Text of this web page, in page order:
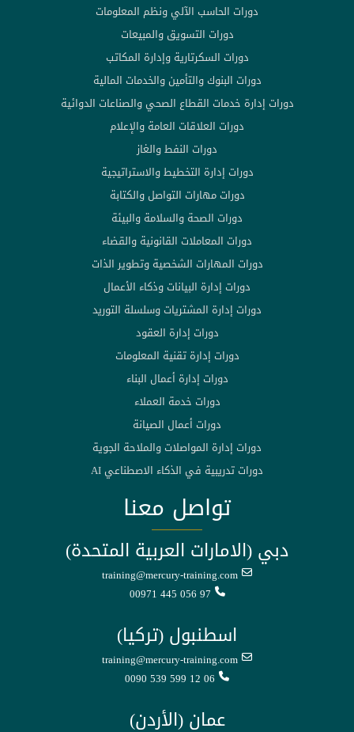
دورات الحاسب الآلي ونظم المعلومات
دورات التسويق والمبيعات
دورات السكرتارية وإدارة المكاتب
دورات البنوك والتأمين والخدمات المالية
دورات إدارة خدمات القطاع الصحي والصناعات الدوائية
دورات العلاقات العامة والإعلام
دورات النفط والغاز
دورات إدارة التخطيط والاستراتيجية
دورات مهارات التواصل والكتابة
دورات الصحة والسلامة والبيئة
دورات المعاملات القانونية والقضاء
دورات المهارات الشخصية وتطوير الذات
دورات إدارة البيانات وذكاء الأعمال
دورات إدارة المشتريات وسلسلة التوريد
دورات إدارة العقود
دورات إدارة تقنية المعلومات
دورات إدارة أعمال البناء
دورات خدمة العملاء
دورات أعمال الصيانة
دورات إدارة المواصلات والملاحة الجوية
دورات تدريبية في الذكاء الاصطناعي AI
تواصل معنا
دبي (الامارات العربية المتحدة)
training@mercury-training.com
00971 445 056 97
اسطنبول (تركيا)
training@mercury-training.com
0090 539 599 12 06
عمان (الأردن)